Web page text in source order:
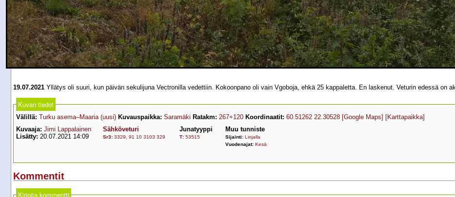
19.07.2021 Yllätys oli suuri, kun päivän sekulijuna Vectronilla vedettiin. Kokoonpano oli vain Vgoboja, ehkä 25 kappaletta. En laskenut. Veturin edessä on
Kuvan tiedot
Välillä: Turku asema–Maaria (uusi) Kuvauspaikka: Saramäki Ratakm: 267+120 Koordinaatit: 60.51262 22.30528 [Google Maps] [Karttapaikka]
Kuvaaja: Jimi Lappalainen
Lisätty: 20.07.2021 14:09
Sähköveturi
Sr3: 3329 91 10 3103 329
Junatyyppi
T: 53515
Muu tunniste
Sijainti: Linjalla
Vuodenajat: Kesä
Kommentit
Kirjoita kommentti